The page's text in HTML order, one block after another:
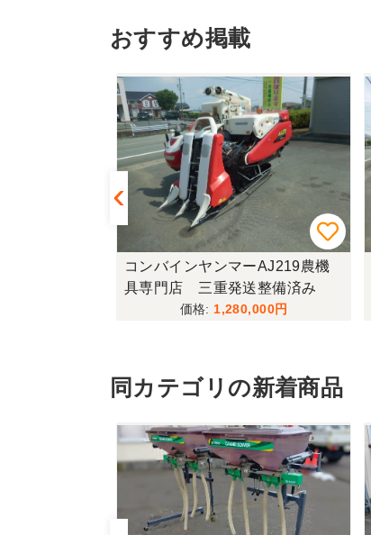
おすすめ掲載
コンバインヤンマーAJ219農機
具専門店 三重発送整備済み
1,280,000
同カテゴリの新着商品